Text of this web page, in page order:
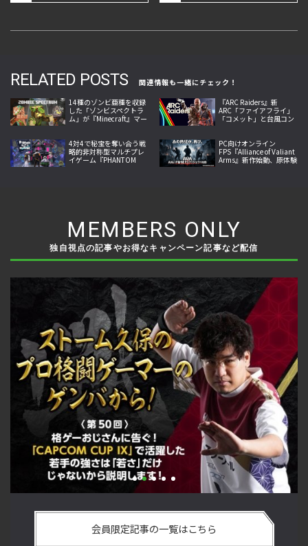
RELATED POSTS
関連情報も一緒にチェック！
14種のゾンビ亜種を収録
した「ゾンビスペクトラ
ム」が『Minecraft』マー
『ARC Raiders』新
ARC「ファイアフライ」
「コメット」と台風コン
4対4で秘宝を奪い合う戦
略的非対称型マルチプレ
イゲーム『PHANTOM
PC向けオンライン
FPS『Alliance of Valiant
Arms』新作始動、原体験
MEMBERS ONLY
独自視点の記事やお得なキャンペーン記事など配信
悟を決めたカワノ選手の攻略を解説！【ストーム久保のプロ
格闘ゲーマーのゲンバから！ 第49回】
会員限定記事の一覧はこちら